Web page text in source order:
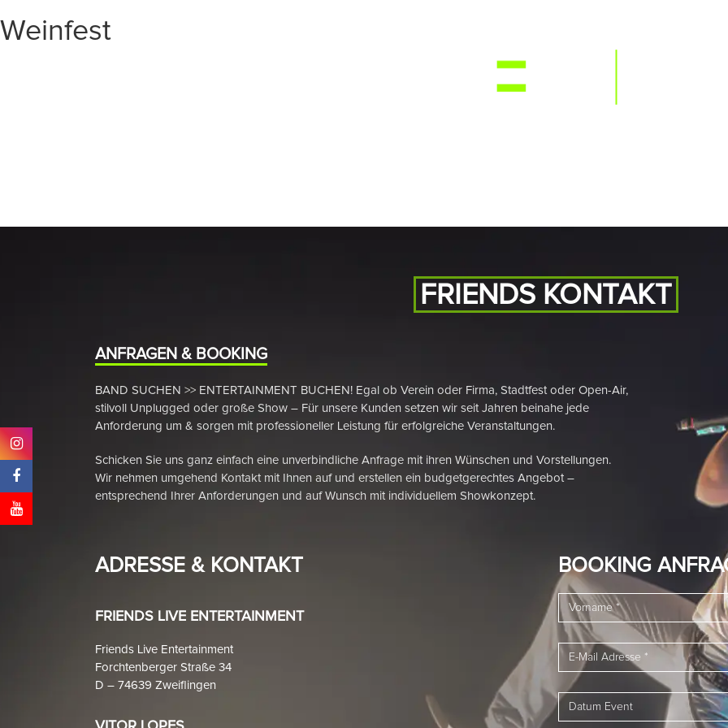
Weinfest
FRIENDS KONTAKT
ANFRAGEN & BOOKING
BAND SUCHEN >> ENTERTAINMENT BUCHEN! Egal ob Verein oder Firma, Stadtfest oder Open-Air,
stilvoll Unplugged oder große Show – Für unsere Kunden setzen wir seit Jahren beinahe jede
Anforderung um & sorgen mit professioneller Leistung für erfolgreiche Veranstaltungen.
Schicken Sie uns ganz einfach eine unverbindliche Anfrage mit ihren Wünschen und Vorstellungen.
Wir nehmen umgehend Kontakt mit Ihnen auf und erstellen ein budgetgerechtes Angebot –
entsprechend Ihrer Anforderungen und auf Wunsch mit individuellem Showkonzept.
ADRESSE & KONTAKT
FRIENDS LIVE ENTERTAINMENT
Friends Live Entertainment
Forchtenberger Straße 34
D – 74639 Zweiflingen
BOOKING